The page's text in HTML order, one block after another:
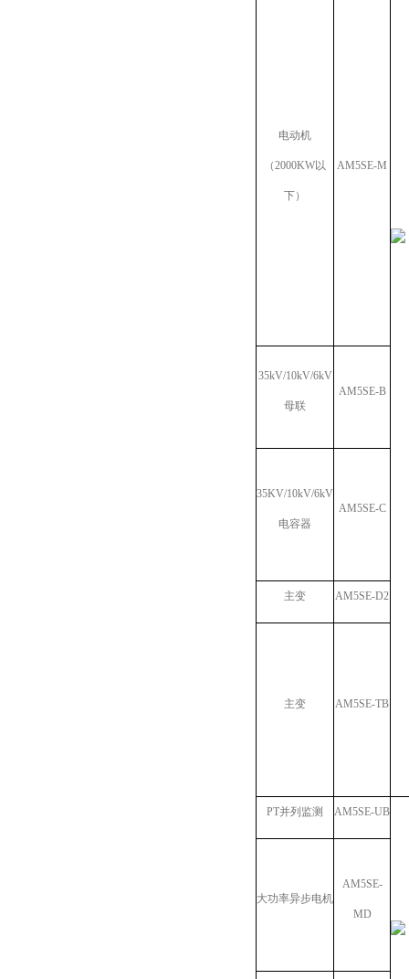
电动机
（2000KW以
下）
AM5SE-M
35kV/10kV/6kV
母联
AM5SE-B
35KV/10kV/6kV
电容器
AM5SE-C
主变 AM5SE-D2
主变 AM5SE-TB
PT并列监测 AM5SE-UB
大功率异步电机
AM5SE-
MD